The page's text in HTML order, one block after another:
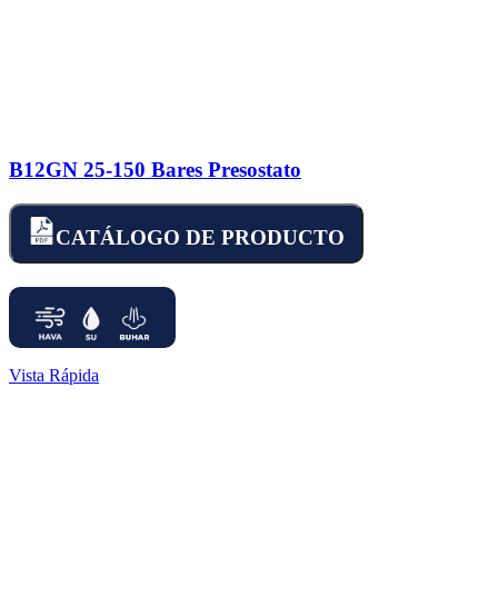
B12GN 25-150 Bares Presostato
CATÁLOGO DE PRODUCTO
Vista Rápida